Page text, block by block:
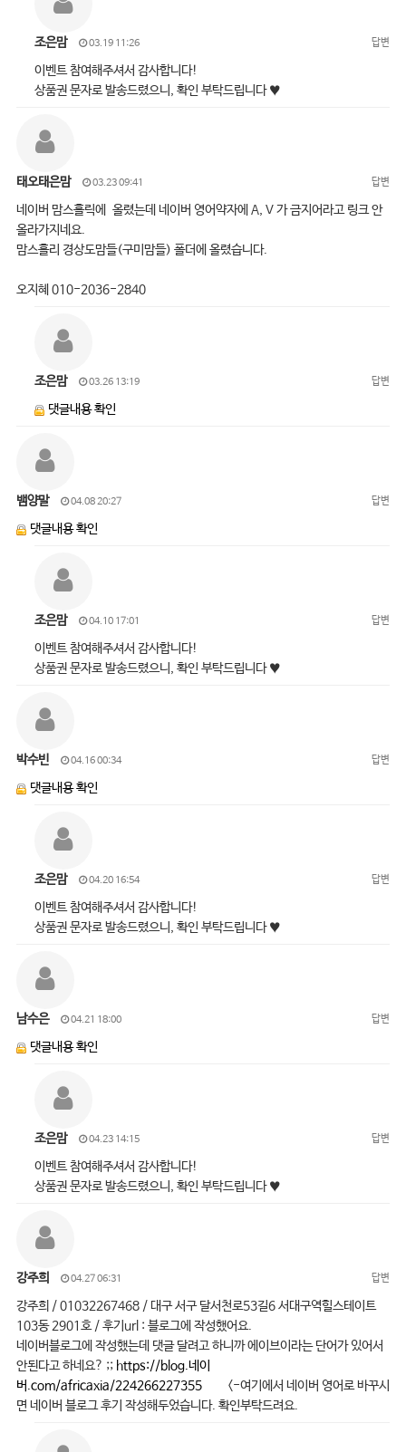
조은맘 03.19 11:26 답변
이벤트 참여해주셔서 감사합니다!
상품권 문자로 발송드렸으니, 확인 부탁드립니다 ♥
태오태은맘 03.23 09:41 답변
네이버 맘스홀릭에 올렸는데 네이버 영어약자에 A, V 가 금지어라고 링크 안
올라가지네요.
맘스홀리 경상도맘들(구미맘들) 폴더에 올렸습니다.
오지혜 010-2036-2840
조은맘 03.26 13:19 답변
댓글내용 확인
뱀양말 04.08 20:27 답변
댓글내용 확인
조은맘 04.10 17:01 답변
이벤트 참여해주셔서 감사합니다!
상품권 문자로 발송드렸으니, 확인 부탁드립니다 ♥
박수빈 04.16 00:34 답변
댓글내용 확인
조은맘 04.20 16:54 답변
이벤트 참여해주셔서 감사합니다!
상품권 문자로 발송드렸으니, 확인 부탁드립니다 ♥
남수은 04.21 18:00 답변
댓글내용 확인
조은맘 04.23 14:15 답변
이벤트 참여해주셔서 감사합니다!
상품권 문자로 발송드렸으니, 확인 부탁드립니다 ♥
강주희 04.27 06:31 답변
강주희 / 01032267468 / 대구 서구 달서천로53길6 서대구역힐스테이트
103동 2901호 / 후기url : 블로그에 작성했어요.
네이버블로그에 작성했는데 댓글 달려고 하니까 에이브이라는 단어가 있어서
안된다고 하네요? ;; https://blog.네이
버.com/africaxia/224266227355<-여기에서 네이버 영어로 바꾸시
면 네이버 블로그 후기 작성해두었습니다. 확인부탁드려요.